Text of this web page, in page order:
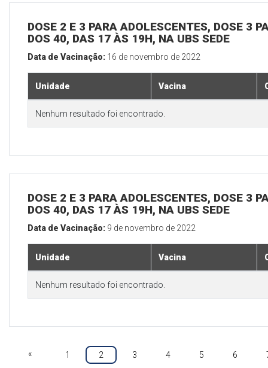
DOSE 2 E 3 PARA ADOLESCENTES, DOSE 3
DOS 40, DAS 17 ÀS 19H, NA UBS SEDE
Data de Vacinação: 16 de novembro de 2022
Unidade Vacina
Nenhum resultado foi encontrado.
DOSE 2 E 3 PARA ADOLESCENTES, DOSE 3
DOS 40, DAS 17 ÀS 19H, NA UBS SEDE
Data de Vacinação: 9 de novembro de 2022
Unidade Vacina
Nenhum resultado foi encontrado.
« 1 2 3 4 5 6